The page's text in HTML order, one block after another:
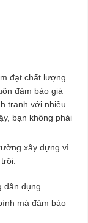
đạt chất lượng
đảm bảo giá
tranh với nhiều
bạn không phải
xây dựng vì
dân dụng
mà đảm bảo